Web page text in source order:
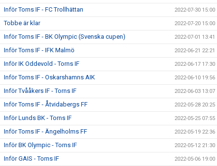
Inför Torns IF - FC Trollhättan 2022-07-30 15:00
Tobbe är klar 2022-07-20 15:00
Inför Torns IF - BK Olympic (Svenska cupen) 2022-07-01 13:41
Inför Torns IF - IFK Malmö 2022-06-21 22:21
Inför IK Oddevold - Torns IF 2022-06-17 17:30
Inför Torns IF - Oskarshamns AIK 2022-06-10 19:56
Inför Tvååkers IF - Torns IF 2022-06-03 13:07
Inför Torns IF - Åtvidabergs FF 2022-05-28 20:25
Inför Lunds BK - Torns IF 2022-05-25 07:55
Inför Torns IF - Ängelholms FF 2022-05-19 22:36
Inför BK Olympic - Torns IF 2022-05-12 21:30
Inför GAIS - Torns IF 2022-05-06 19:00